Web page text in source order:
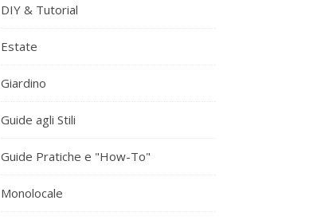
DIY & Tutorial
Estate
Giardino
Guide agli Stili
Guide Pratiche e "How-To"
Monolocale